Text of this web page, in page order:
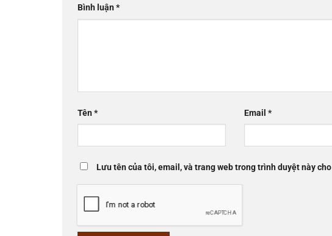
Bình luận*
Tên* Email*
Lưu tên của tôi, email, và trang web trong trình duyệt này